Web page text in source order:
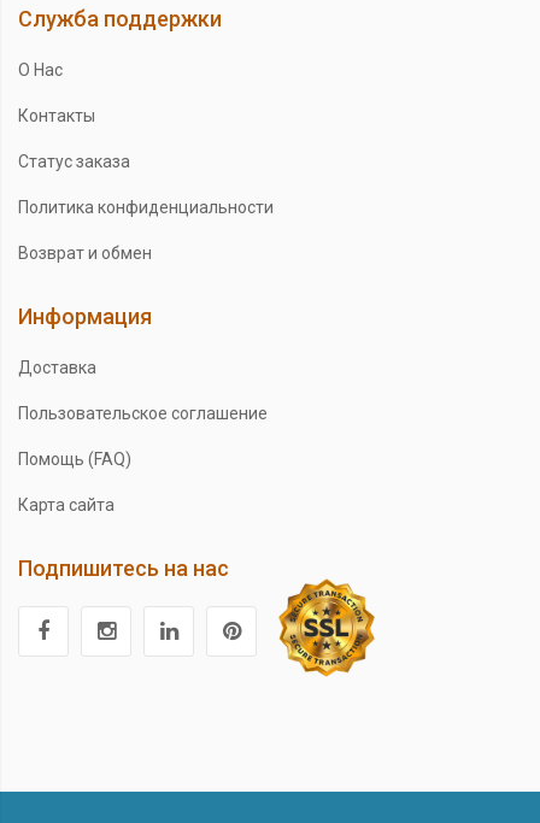
Служба поддержки
О Нас
Контакты
Статус заказа
Политика конфиденциальности
Возврат и обмен
Информация
Доставка
Пользовательское соглашение
Помощь (FAQ)
Карта сайта
Подпишитесь на нас